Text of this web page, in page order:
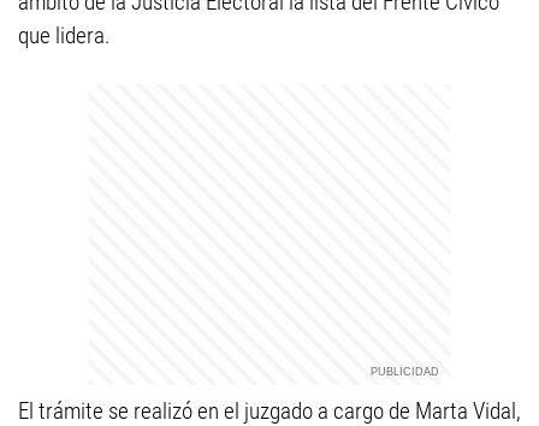
que lidera.
El trámite se realizó en el juzgado a cargo de Marta Vidal,